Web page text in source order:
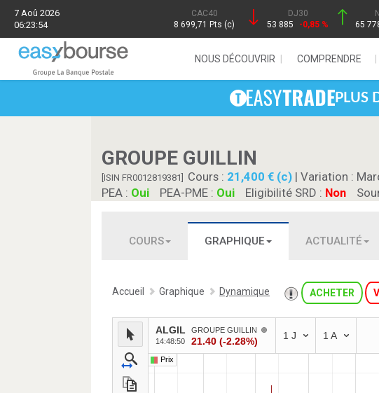
7 Aoû 2026
06:23:54
CAC40
8 699,71 Pts (c)
DJ30
53 885
-0,85 %
65
NOUS DÉCOUVRIR COMPRENDRE
PLUS
GROUPE GUILLIN
[ISIN FR0012819381] Cours : 21,400 € (c) | Variation :
PEA : Oui PEA-PME : Oui Eligibilité SRD : Non
COURS GRAPHIQUE ACTUALITÉ
Accueil Graphique Dynamique ACHETER